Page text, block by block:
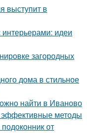
выступит в
идеи
загородных
дома в стильное
найти в Иваново
эффективные методы
от